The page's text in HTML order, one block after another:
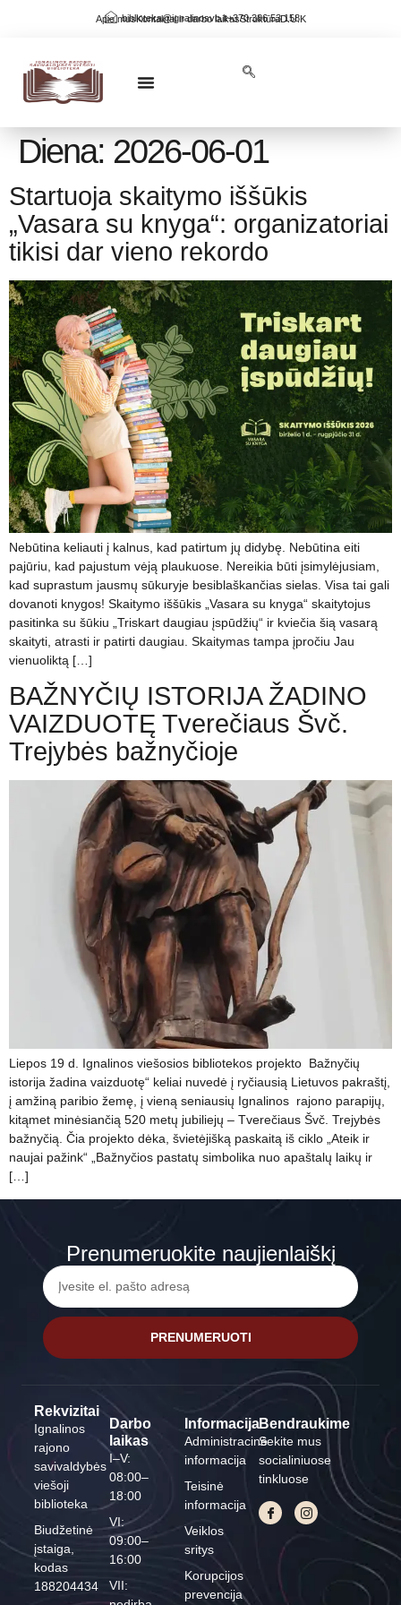
biblioteka@ignalinosvb.lt+370 386 53 158
Apie musKontaktai ir darbo laikasStruktūraD.U.K
Diena: 2026-06-01
Startuoja skaitymo iššūkis
„Vasara su knyga“: organizatoriai
tikisi dar vieno rekordo
Nebūtina keliauti į kalnus, kad patirtum jų didybę. Nebūtina eiti
pajūriu, kad pajustum vėją plaukuose. Nereikia būti įsimylėjusiam,
kad suprastum jausmų sūkuryje besiblaškančias sielas. Visa tai gali
dovanoti knygos! Skaitymo iššūkis „Vasara su knyga“ skaitytojus
pasitinka su šūkiu „Triskart daugiau įspūdžių“ ir kviečia šią vasarą
skaityti, atrasti ir patirti daugiau. Skaitymas tampa įpročiu Jau
vienuoliktą […]
BAŽNYČIŲ ISTORIJA ŽADINO
VAIZDUOTĘ Tverečiaus Švč.
Trejybės bažnyčioje
Liepos 19 d. Ignalinos viešosios bibliotekos projekto Bažnyčių
istorija žadina vaizduotę“ keliai nuvedė į ryčiausią Lietuvos pakraštį,
į amžiną paribio žemę, į vieną seniausių Ignalinos rajono parapijų,
kitąmet minėsiančią 520 metų jubiliejų – Tverečiaus Švč. Trejybės
bažnyčią. Čia projekto dėka, švietėjišką paskaitą iš ciklo „Ateik ir
naujai pažink“ „Bažnyčios pastatų simbolika nuo apaštalų laikų ir
[…]
Prenumeruokite naujienlaiškį
PRENUMERUOTI
Rekvizitai
Ignalinos
rajono
savivaldybės
viešoji
biblioteka
Biudžetinė
įstaiga,
kodas
188204434
Darbo
laikas
I–V:
08:00–
18:00
VI:
09:00–
16:00
VII:
Informacija
Administracinė
informacija
Teisinė
informacija
Veiklos
sritys
Korupcijos
prevencija
Bendraukime
Sekite mus
socialiniuose
tinkluose